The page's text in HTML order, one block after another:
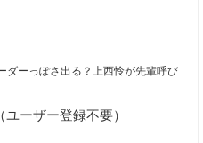
ダーっぽさ出る？上西怜が先輩呼び
ーザー登録不要）